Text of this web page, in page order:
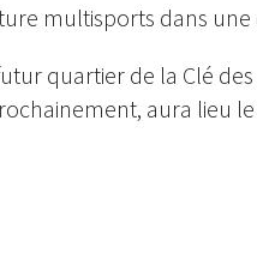
multisports dans une
quartier de la Clé
aura lieu